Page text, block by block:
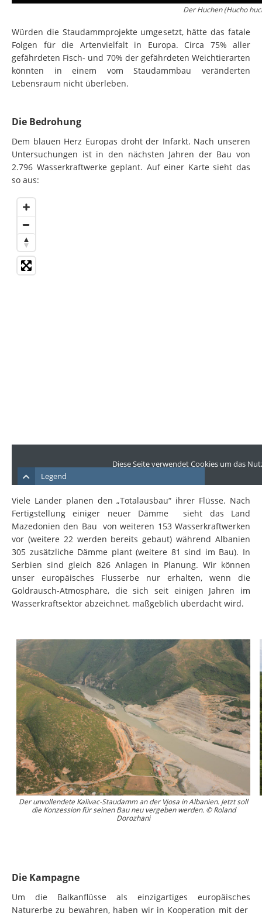
Der Huchen (Hucho
Würden die Staudammprojekte umgesetzt, hätte das fatale
Folgen für die Artenvielfalt in Europa. Circa 75% aller
gefährdeten Fisch- und 70% der gefährdeten Weichtierarten
könnten in einem vom Staudammbau veränderten
Lebensraum nicht überleben.
Die Bedrohung
Dem blauen Herz Europas droht der Infarkt. Nach unseren
Untersuchungen ist in den nächsten Jahren der Bau von
2.796 Wasserkraftwerke geplant. Auf einer Karte sieht das
so aus:
Viele Länder planen den „Totalausbau“ ihrer Flüsse. Nach
Fertigstellung einiger neuer Dämme sieht das Land
Mazedonien den Bau von weiteren 153 Wasserkraftwerken
vor (weitere 22 werden bereits gebaut) während Albanien
305 zusätzliche Dämme plant (weitere 81 sind im Bau). In
Serbien sind gleich 826 Anlagen in Planung. Wir können
unser europäisches Flusserbe nur erhalten, wenn die
Goldrausch-Atmosphäre, die sich seit einigen Jahren im
Wasserkraftsektor abzeichnet, maßgeblich überdacht wird.
Der unvollendete Kalivac-Staudamm an der Vjosa in Albanien. Jetzt soll
die Konzession für seinen Bau neu vergeben werden. © Roland
Dorozhani
Die Kampagne
Um die Balkanflüsse als einzigartiges europäisches
Naturerbe zu bewahren, haben wir in Kooperation mit der